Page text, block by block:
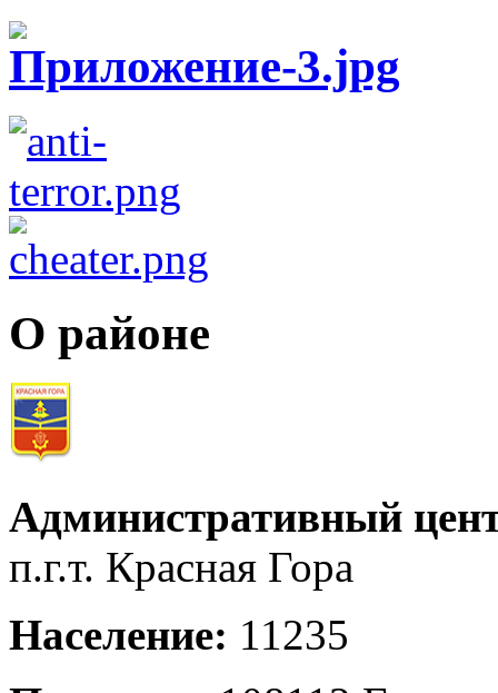
О районе
Административный
п.г.т. Красная Гора
Население: 11235